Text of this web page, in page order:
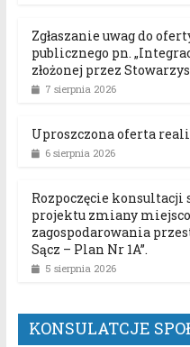
Zgłaszanie uwag do
publicznego pn.
złożonej przez
7 sierpnia 2026
Uproszczona oferta
6 sierpnia 2026
Rozpoczęcie konsultacji
projektu zmiany
zagospodarowania
Sącz – Plan Nr 1A”.
5 sierpnia 2026
KONSULATCJE